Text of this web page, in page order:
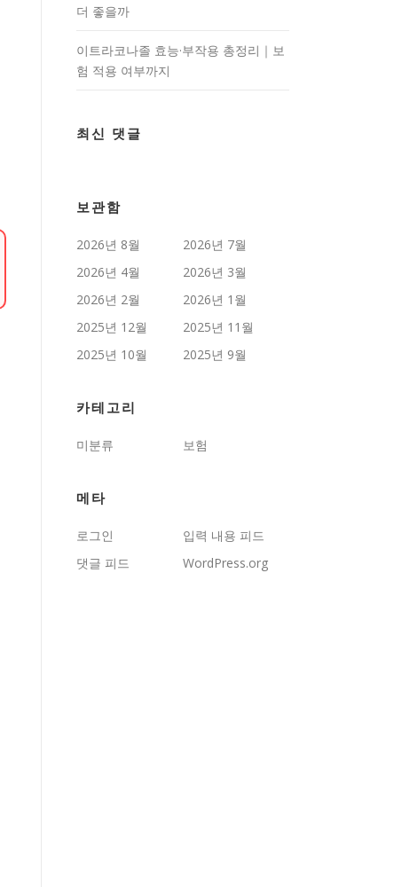
더 좋을까
이트라코나졸 효능·부작용 총정리｜보
험 적용 여부까지
최신 댓글
보관함
2026년 8월
2026년 7월
2026년 4월
2026년 3월
2026년 2월
2026년 1월
2025년 12월
2025년 11월
2025년 10월
2025년 9월
카테고리
미분류 보험
메타
로그인
입력 내용 피드
댓글 피드
WordPress.org